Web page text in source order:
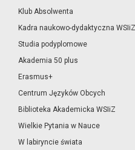
Klub Absolwenta
Kadra naukowo-dydaktyczna WSIiZ
Studia podyplomowe
Akademia 50 plus
Erasmus+
Centrum Języków Obcych
Biblioteka Akademicka WSIiZ
Wielkie Pytania w Nauce
W labiryncie świata